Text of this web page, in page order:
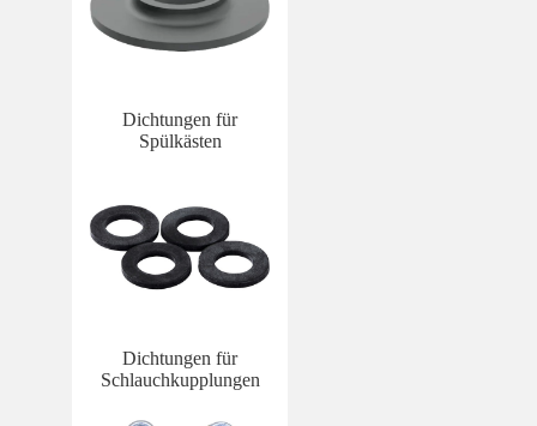
Dichtungen für
Spülkästen
Dichtungen für
Schlauchkupplungen